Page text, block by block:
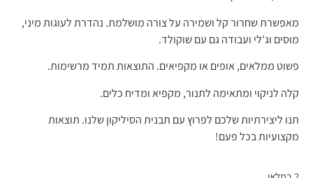
מאפשרת שחרור קל ושמירה על צורה מושלמת. נהדרת לעוגות מיני,
מוסים וג'לי ועבודה גם עם שוקולד.
פשוט ממלאים, אופים או מקפיאים. התוצאות תמיד מרשימות.
קלה לניקוי ומתאימה לתנור, מקפיא ומדיח כלים.
תנו ליצירתיות שלכם לפרוץ עם תבנית הסיליקון שלנו. תוצאות
מקצועיות בכל פעם!